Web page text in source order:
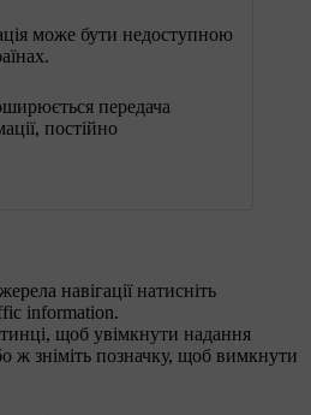
може бути недоступною
передача
постійно
навігації натисніть
information.
щоб увімкнути надання
ж зніміть позначку, щоб вимкнути